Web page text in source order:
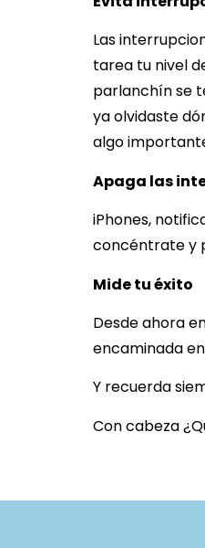
Las
tarea tu nivel
parlanchín se
ya olvidaste
algo
Apaga las
iPhones,
concéntrate y
Mide tu éxito
Desde ahora
encaminada
Y recuerda
Con cabeza